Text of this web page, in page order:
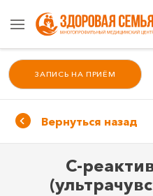
ЗАПИСЬ НА ПРИЁМ
Вернуться назад
С-